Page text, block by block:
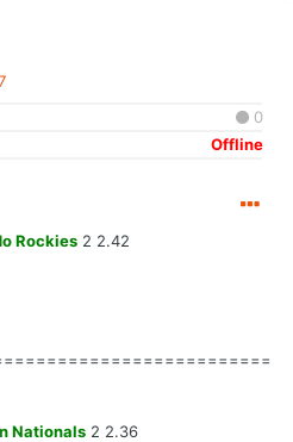
0
Offline
Rockies 2 2.42
Nationals 2 2.36